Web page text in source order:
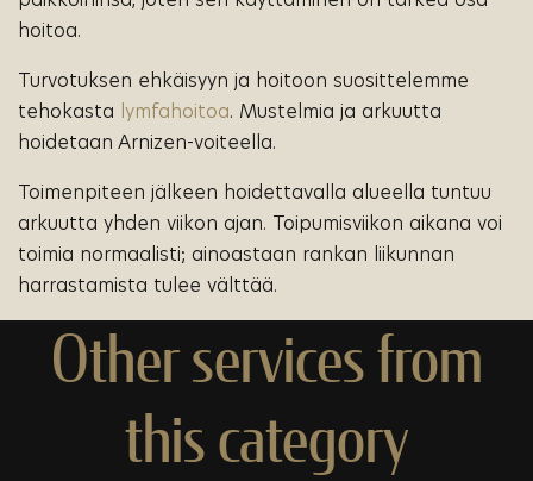
hoitoa.
Turvotuksen ehkäisyyn ja hoitoon suosittelemme
tehokasta lymfahoitoa. Mustelmia ja arkuutta
hoidetaan Arnizen-voiteella.
Toimenpiteen jälkeen hoidettavalla alueella tuntuu
arkuutta yhden viikon ajan. Toipumisviikon aikana voi
toimia normaalisti; ainoastaan rankan liikunnan
harrastamista tulee välttää.
Other services from
this category